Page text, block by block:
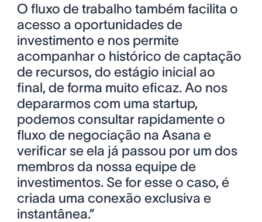
O fluxo de trabalho também facilita o
acesso a oportunidades de
investimento e nos permite
acompanhar o histórico de captação
de recursos, do estágio inicial ao
final, de forma muito eficaz. Ao nos
depararmos com uma startup,
podemos consultar rapidamente o
fluxo de negociação na Asana e
verificar se ela já passou por um dos
membros da nossa equipe de
investimentos. Se for esse o caso, é
criada uma conexão exclusiva e
instantânea.”